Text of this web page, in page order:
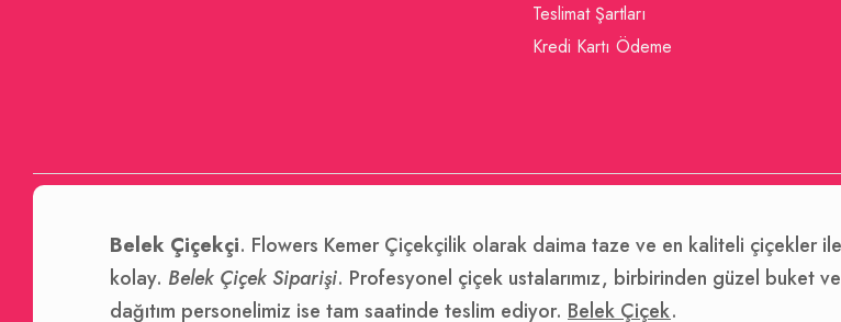
Teslimat Şartları
Kredi Kartı Ödeme
Belek Çiçekçi. Flowers Kemer Çiçekçilik olarak daima taze ve en kaliteli çiçekler
kolay. Belek Çiçek Siparişi. Profesyonel çiçek ustalarımız, birbirinden güzel buket
dağıtım personelimiz ise tam saatinde teslim ediyor. Belek Çiçek.